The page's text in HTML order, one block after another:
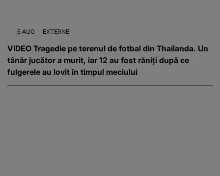
5 AUG EXTERNE
VIDEO Tragedie pe terenul de fotbal din Thailanda. Un
tânăr jucător a murit, iar 12 au fost răniți după ce
fulgerele au lovit în timpul meciului